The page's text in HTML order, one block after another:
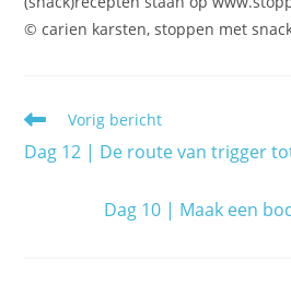
© carien karsten, stoppen met
Lees
artikelen
Vorig bericht
Dag 12 | De route van trigger
Dag 10 | Maak een